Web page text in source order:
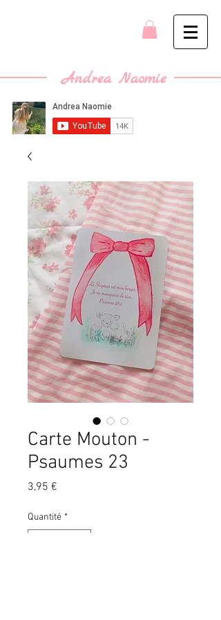
Andrea Naomie
Carte Mouton -
Psaumes 23
3,95 €
Quantité *